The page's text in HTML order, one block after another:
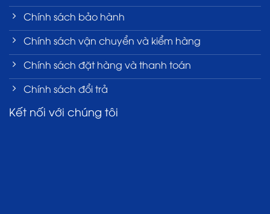
Chính sách bảo hành
Chính sách vận chuyển và kiểm hàng
Chính sách đặt hàng và thanh toán
Chính sách đổi trả
Kết nối với chúng tôi